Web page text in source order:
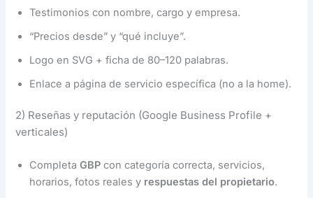
Testimonios con nombre, cargo y empresa.
“Precios desde” y “qué incluye”.
Logo en SVG + ficha de 80–120 palabras.
Enlace a página de servicio específica (no a la home).
2) Reseñas y reputación (Google Business Profile +
verticales)
CompletaGBP con categoría correcta, servicios,
horarios, fotos reales y respuestas del propietario.